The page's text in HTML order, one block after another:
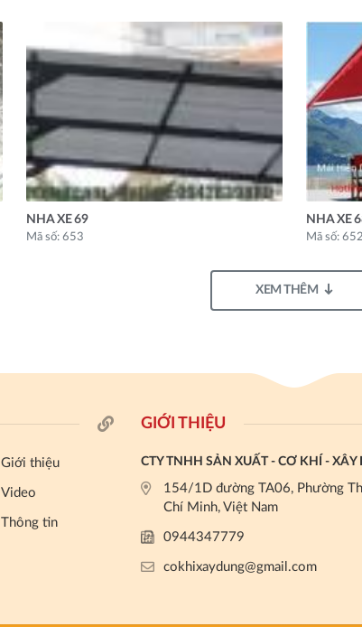
NHA XE 69
Mã số: 653
NHA XE
Mã số: 652
XEM THÊM
Giới thiệu
Video
Thông tin
GIỚI THIỆU
CTY TNHH SẢN XUẤT - CƠ KHÍ - XÂY
154/1D đường TA06, Phường
Chí Minh, Việt Nam
0944347779
cokhixaydung@gmail.com